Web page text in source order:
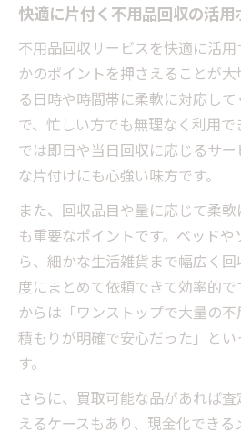
快適に片付く不用品回収の活用
不用品回収サービスを快適に活
かのポイントを押さえることが
る日時や時間帯に柔軟に対応し
で、忙しい方でも無理なく利用
では即日や当日回収に応じるサ
な片付けにも心強い味方です。
また、回収品目や量に応じて柔
も重要なポイントです。ベッド
ら、細かな生活雑貨まで幅広く
度にまとめて依頼できて効率的
からは「ワンストップで大量の
積もりが明確で安心だった」と
す。
さらに、買取可能な品があれば
えるケースもあり、現金化できる